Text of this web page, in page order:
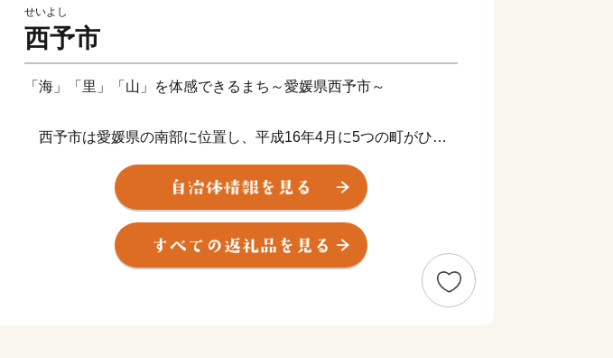
せいよし
西予市
「海」「里」「山」を体感できるまち～愛媛県西予市～
西予市は愛媛県の南部に位置し、平成16年4月に5つの町がひと
つとなり、愛媛の地に産声を上げました。海抜0mの臨海部から
1,400mの山間部まで変化に富んだ地形を有し、平成25年に市内全
域が「四国西予ジオパーク」として日本ジオパークに認定され、美
しく豊かな自然環境・景観、その地で息づいてきた歴史と伝統文化
を誇るまちです。
このかけがえのない財産を大切に守り、「住む人が暮らして安心